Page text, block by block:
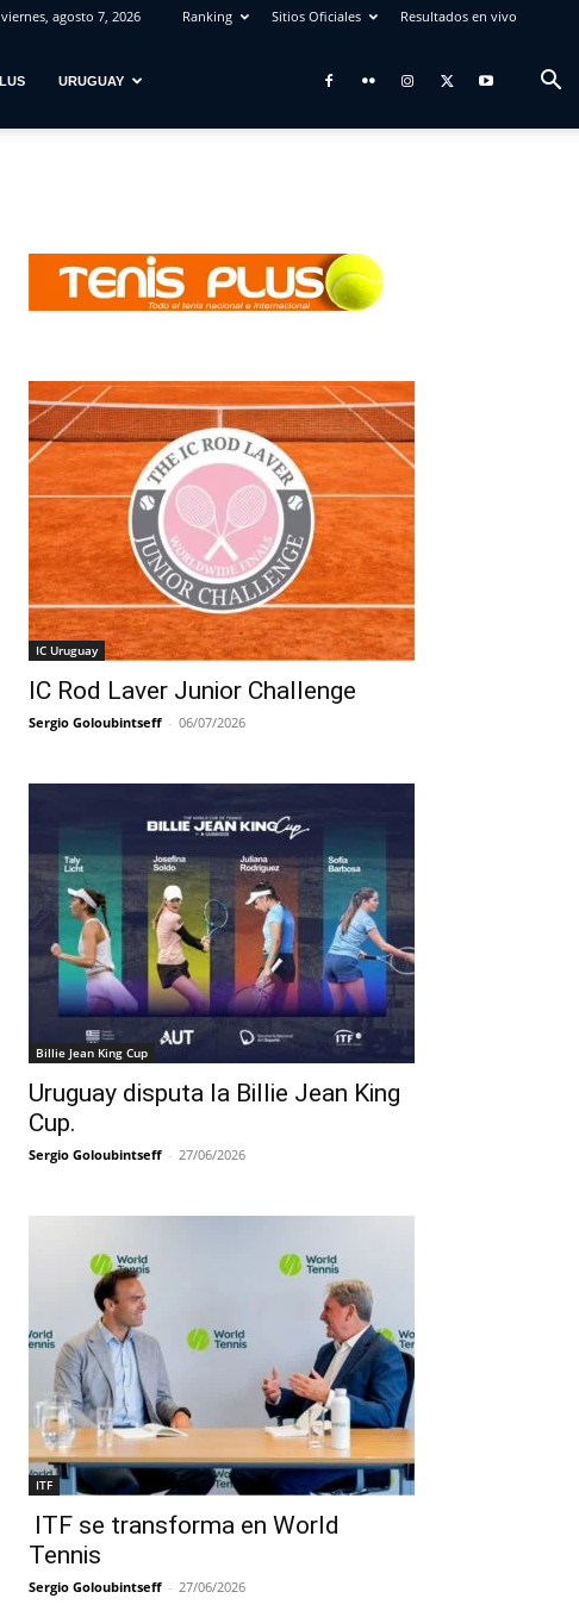
viernes, agosto 7, 2026 Ranking Sitios Oficiales Resultados en vivo
URUGUAY
IC Uruguay
IC Rod Laver Junior Challenge
Sergio Goloubintseff - 06/07/2026
Billie Jean King Cup
Uruguay disputa la Billie Jean King
Cup.
Sergio Goloubintseff - 27/06/2026
ITF
ITF se transforma en World
Tennis
Sergio Goloubintseff - 27/06/2026